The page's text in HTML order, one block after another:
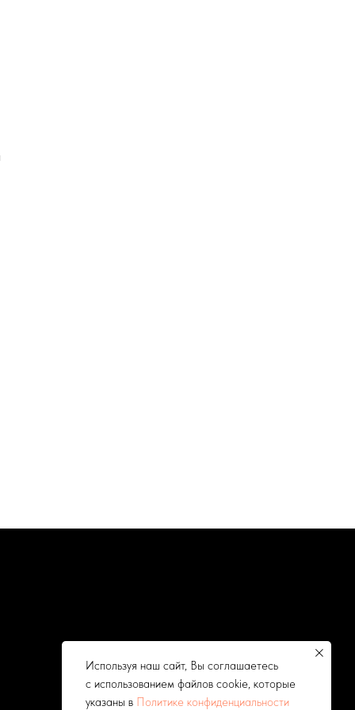
Используя наш сайт, Вы соглашаетесь
с использованием файлов cookie, которые
указаны в Политике конфиденциальности